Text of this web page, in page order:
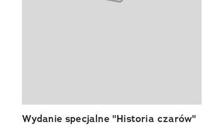
Wydanie specjalne "Historia czarów"